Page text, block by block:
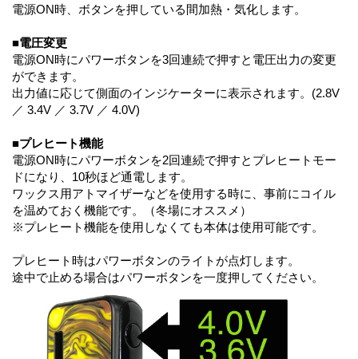
電源ON時、ボタンを押している間加熱・気化します。
■電圧変更
電源ON時にパワーボタンを3回連続で押すと電圧出力の変更
ができます。
出力値に応じて側面のインジケーターに表示されます。(2.8V
／ 3.4V ／ 3.7V ／ 4.0V)
■プレヒート機能
電源ON時にパワーボタンを2回連続で押すとプレヒートモー
ドになり、10秒ほど通電します。
ワックス用アトマイザーなどを使用する時に、事前にコイル
を温めておく機能です。（冬場にオススメ）
※プレヒート機能を使用しなくても本体は使用可能です。
プレヒート時はパワーボタンのライトが点灯します。
途中で止める場合はパワーボタンを一度押してください。